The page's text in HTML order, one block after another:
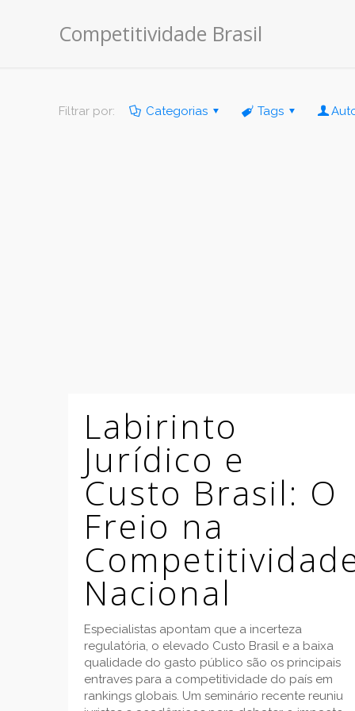
Competitividade Brasil
Filtrar por: Categorias Tags
Labirinto
Jurídico e
Custo Brasil: O
Freio na
Nacional
Especialistas apontam que a incerteza
regulatória, o elevado Custo Brasil e a baixa
qualidade do gasto público são os principais
entraves para a competitividade do país em
rankings globais. Um seminário recente reuniu